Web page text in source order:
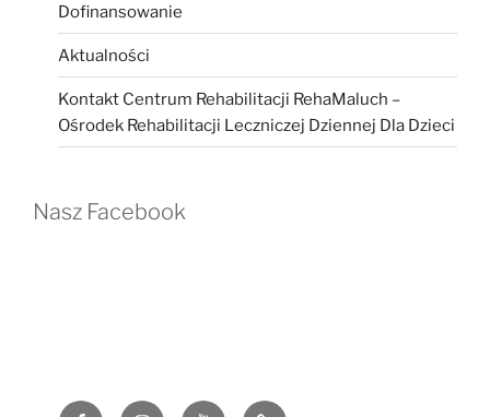
Dofinansowanie
Aktualności
Kontakt Centrum Rehabilitacji RehaMaluch –
Ośrodek Rehabilitacji Leczniczej Dziennej Dla Dzieci
Nasz Facebook